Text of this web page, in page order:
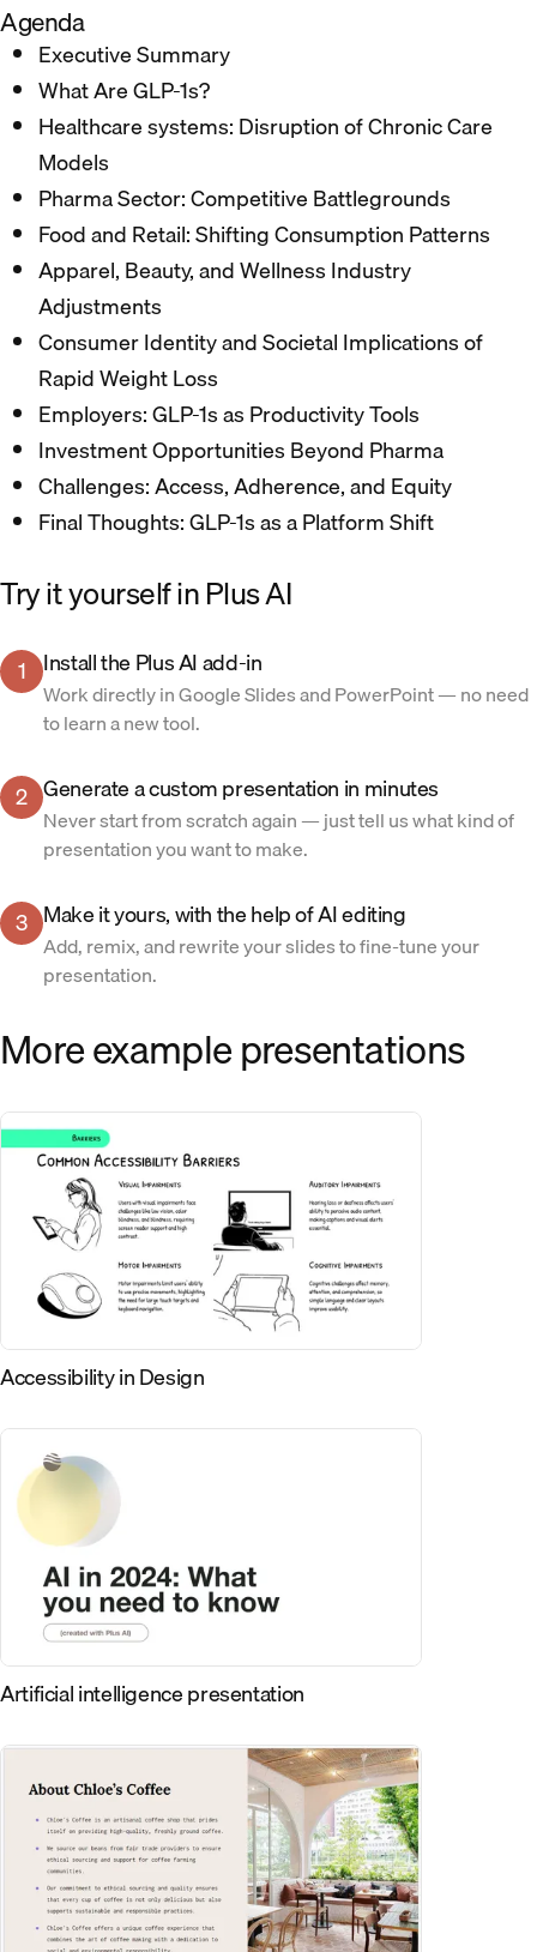
Agenda
Executive Summary​
What Are GLP-1s? ​
Healthcare systems: Disruption of Chronic Care
Models​
Pharma Sector: Competitive Battlegrounds​
Food and Retail: Shifting Consumption Patterns​
Apparel, Beauty, and Wellness Industry
Adjustments​
Consumer Identity and Societal Implications of
Rapid Weight Loss​
Employers: GLP-1s as Productivity Tools​
Investment Opportunities Beyond Pharma​
Challenges: Access, Adherence, and Equity​
Final Thoughts: GLP-1s as a Platform Shift​
Try it yourself in Plus AI
1 Install the Plus AI add-in
Work directly in Google Slides and PowerPoint — no need
to learn a new tool.
2 Generate a custom presentation in minutes
Never start from scratch again — just tell us what kind of
presentation you want to make.
3 Make it yours, with the help of AI editing
Add, remix, and rewrite your slides to fine-tune your
presentation.
More example presentations
Accessibility in Design
Artificial intelligence presentation